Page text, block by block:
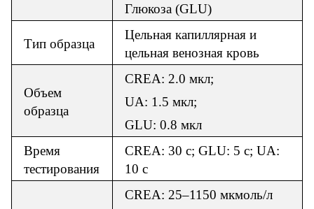
Глюкоза (GLU)
Тип образца
Цельная капиллярная и
цельная венозная кровь
Объем
образца
CREA: 2.0 мкл;
UA: 1.5 мкл;
GLU: 0.8 мкл
Время
тестирования
CREA: 30 с; GLU: 5 с; UA:
10 с
CREA: 25–1150 мкмоль/л